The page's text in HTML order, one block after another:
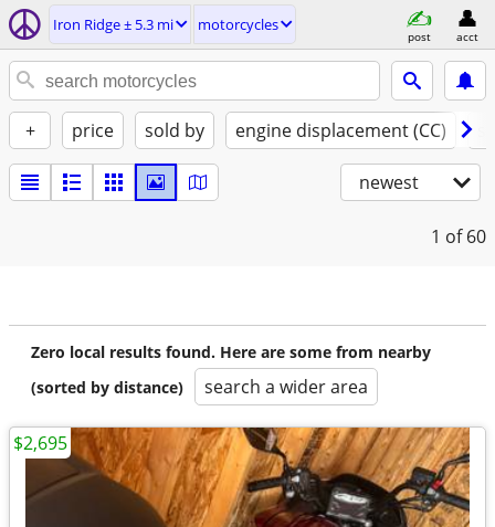
Iron Ridge ± 5.3 mi motorcycles
post acct
+ price sold by engine displacement (CC)
newest
1 of 60
Zero local results found. Here are some from nearby
(sorted by distance)
search a wider area
$2,695